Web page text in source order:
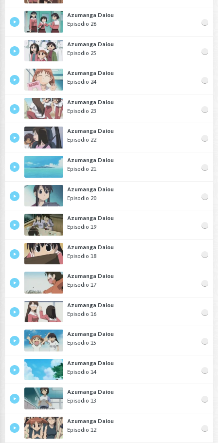
Azumanga Daiou
Episodio 26
Azumanga Daiou
Episodio 25
Azumanga Daiou
Episodio 24
Azumanga Daiou
Episodio 23
Azumanga Daiou
Episodio 22
Azumanga Daiou
Episodio 21
Azumanga Daiou
Episodio 20
Azumanga Daiou
Episodio 19
Azumanga Daiou
Episodio 18
Azumanga Daiou
Episodio 17
Azumanga Daiou
Episodio 16
Azumanga Daiou
Episodio 15
Azumanga Daiou
Episodio 14
Azumanga Daiou
Episodio 13
Azumanga Daiou
Episodio 12